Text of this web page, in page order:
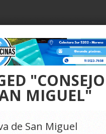
"CONSEJO
MIGUEL"
de San Miguel